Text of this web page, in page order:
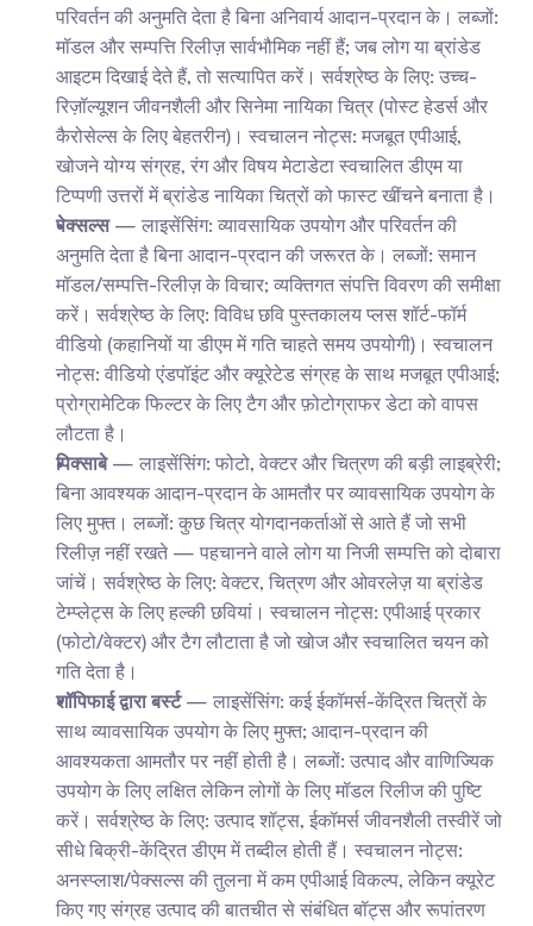
परिवर्तन की अनुमति देता है बिना अनिवार्य आदान-प्रदान के। लब्जों:
मॉडल और सम्पत्ति रिलीज़ सार्वभौमिक नहीं हैं; जब लोग या ब्रांडेड
आइटम दिखाई देते हैं, तो सत्यापित करें। सर्वश्रेष्ठ के लिए: उच्च-
रिज़ॉल्यूशन जीवनशैली और सिनेमा नायिका चित्र (पोस्ट हेडर्स और
कैरोसेल्स के लिए बेहतरीन)। स्वचालन नोट्स: मजबूत एपीआई,
खोजने योग्य संग्रह, रंग और विषय मेटाडेटा स्वचालित डीएम या
टिप्पणी उत्तरों में ब्रांडेड नायिका चित्रों को फास्ट खींचने बनाता है।
पेक्सल्स — लाइसेंसिंग: व्यावसायिक उपयोग और परिवर्तन की
अनुमति देता है बिना आदान-प्रदान की जरूरत के। लब्जों: समान
मॉडल/सम्पत्ति-रिलीज़ के विचार; व्यक्तिगत संपत्ति विवरण की समीक्षा
करें। सर्वश्रेष्ठ के लिए: विविध छवि पुस्तकालय प्लस शॉर्ट-फॉर्म
वीडियो (कहानियों या डीएम में गति चाहते समय उपयोगी)। स्वचालन
नोट्स: वीडियो एंडपॉइंट और क्यूरेटेड संग्रह के साथ मजबूत एपीआई;
प्रोग्रामेटिक फिल्टर के लिए टैग और फ़ोटोग्राफर डेटा को वापस
लौटता है।
पिक्साबे — लाइसेंसिंग: फोटो, वेक्टर और चित्रण की बड़ी लाइब्रेरी;
बिना आवश्यक आदान-प्रदान के आमतौर पर व्यावसायिक उपयोग के
लिए मुफ्त। लब्जों: कुछ चित्र योगदानकर्ताओं से आते हैं जो सभी
रिलीज़ नहीं रखते — पहचानने वाले लोग या निजी सम्पत्ति को दोबारा
जांचें। सर्वश्रेष्ठ के लिए: वेक्टर, चित्रण और ओवरलेज़ या ब्रांडेड
टेम्प्लेट्स के लिए हल्की छवियां। स्वचालन नोट्स: एपीआई प्रकार
(फोटो/वेक्टर) और टैग लौटाता है जो खोज और स्वचालित चयन को
गति देता है।
शॉपिफाई द्वारा बर्स्ट — लाइसेंसिंग: कई ईकॉमर्स-केंद्रित चित्रों के
साथ व्यावसायिक उपयोग के लिए मुफ्त; आदान-प्रदान की
आवश्यकता आमतौर पर नहीं होती है। लब्जों: उत्पाद और वाणिज्यिक
उपयोग के लिए लक्षित लेकिन लोगों के लिए मॉडल रिलीज की पुष्टि
करें। सर्वश्रेष्ठ के लिए: उत्पाद शॉट्स, ईकॉमर्स जीवनशैली तस्वीरें जो
सीधे बिक्री-केंद्रित डीएम में तब्दील होती हैं। स्वचालन नोट्स:
अनस्प्लाश/पेक्सल्स की तुलना में कम एपीआई विकल्प, लेकिन क्यूरेट
किए गए संग्रह उत्पाद की बातचीत से संबंधित बॉट्स और रूपांतरण